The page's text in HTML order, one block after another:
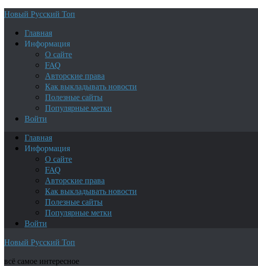
Новый Русский Топ
Главная
Информация
О сайте
FAQ
Авторские права
Как выкладывать новости
Полезные сайты
Популярные метки
Войти
Главная
Информация
О сайте
FAQ
Авторские права
Как выкладывать новости
Полезные сайты
Популярные метки
Войти
Новый Русский Топ
всё самое интересное